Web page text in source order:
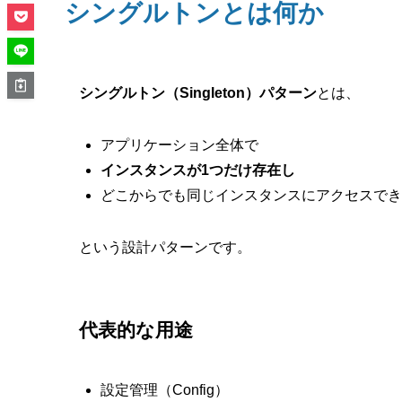
シングルトンとは何か
シングルトン（Singleton）パターンとは、
アプリケーション全体で
インスタンスが1つだけ存在し
どこからでも同じインスタンスにアクセスで
という設計パターンです。
代表的な用途
設定管理（Config）